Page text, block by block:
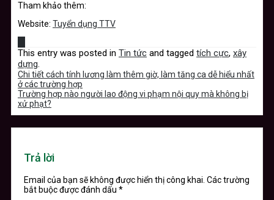
Tham khảo thêm:
Website: Tuyển dụng TTV
This entry was posted in Tin tức and tagged tích cực, xây
dựng.
Chi tiết cách tính lương làm thêm giờ, làm tăng ca dễ hiểu nhất
ở các trường hợp
Trường hợp nào người lao động vi phạm nội quy mà không bị
xử phạt?
Trả lời
Email của bạn sẽ không được hiển thị công khai. Các trường
bắt buộc được đánh dấu *